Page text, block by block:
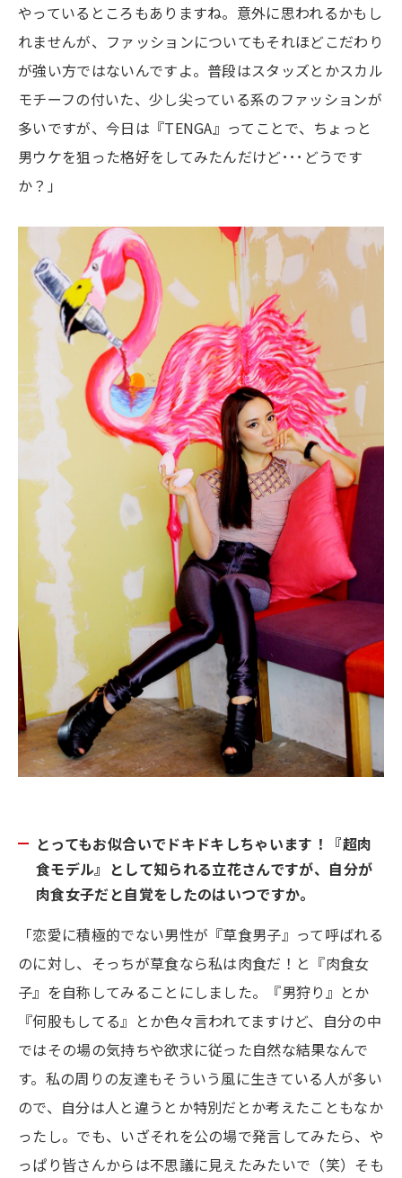
やっているところもありますね。意外に思われるかもし
れませんが、ファッションについてもそれほどこだわり
が強い方ではないんですよ。普段はスタッズとかスカル
モチーフの付いた、少し尖っている系のファッションが
多いですが、今日は『TENGA』ってことで、ちょっと
男ウケを狙った格好をしてみたんだけど･･･どうです
か？」
とってもお似合いでドキドキしちゃいます！『超肉
食モデル』として知られる立花さんですが、自分が
肉食女子だと自覚をしたのはいつですか。
「恋愛に積極的でない男性が『草食男子』って呼ばれる
のに対し、そっちが草食なら私は肉食だ！と『肉食女
子』を自称してみることにしました。『男狩り』とか
『何股もしてる』とか色々言われてますけど、自分の中
ではその場の気持ちや欲求に従った自然な結果なんで
す。私の周りの友達もそういう風に生きている人が多い
ので、自分は人と違うとか特別だとか考えたこともなか
ったし。でも、いざそれを公の場で発言してみたら、や
っぱり皆さんからは不思議に見えたみたいで（笑）そも